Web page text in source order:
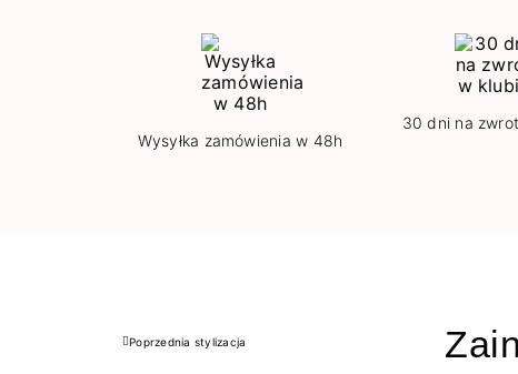
Wysyłka zamówienia w 48h
30 dni na
Poprzedni
Poprzednia stylizacja